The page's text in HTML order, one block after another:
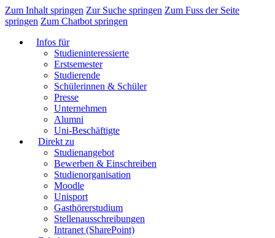
Zum Inhalt springen Zur Suche springen Zum Fuss der Seite
springen Zum Chatbot springen
Infos für
Studieninteressierte
Erstsemester
Studierende
Schülerinnen & Schüler
Presse
Unternehmen
Alumni
Uni-Beschäftigte
Direkt zu
Studienangebot
Bewerben & Einschreiben
Studienorganisation
Moodle
Unisport
Gasthörerstudium
Stellenausschreibungen
Intranet (SharePoint)